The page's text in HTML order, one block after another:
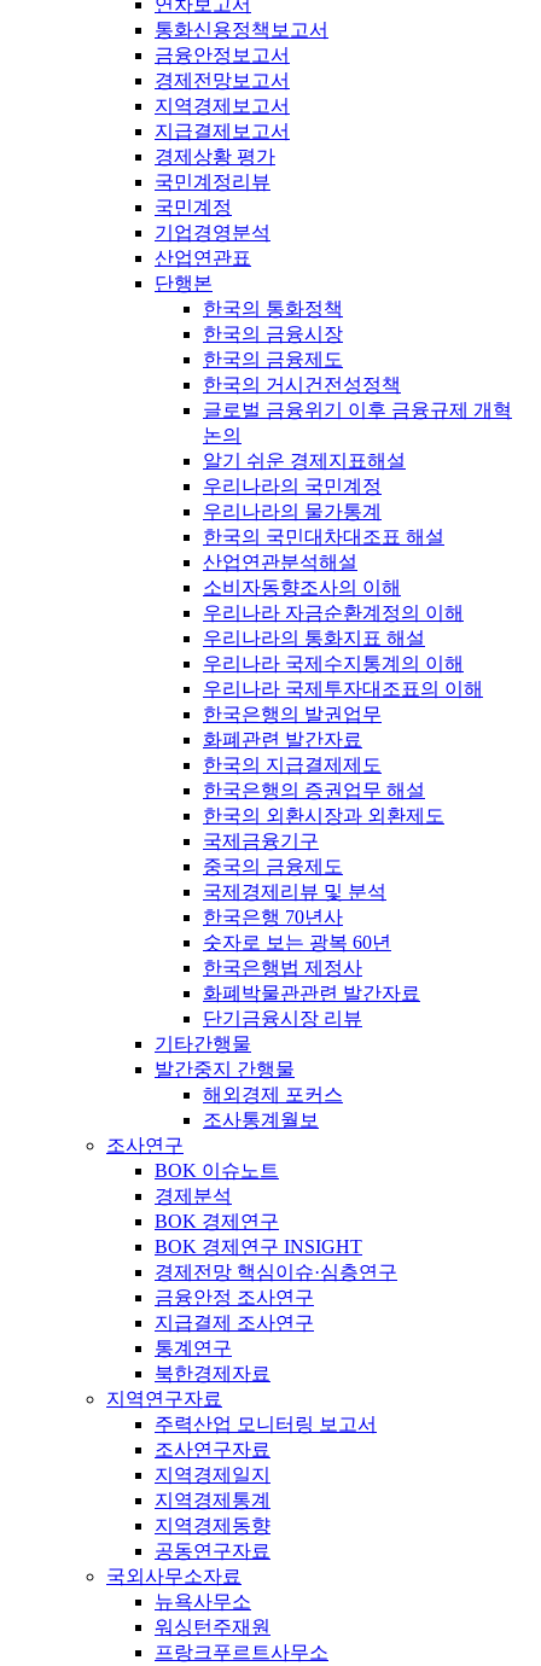
연차보고서
통화신용정책보고서
금융안정보고서
경제전망보고서
지역경제보고서
지급결제보고서
경제상황 평가
국민계정리뷰
국민계정
기업경영분석
산업연관표
단행본
한국의 통화정책
한국의 금융시장
한국의 금융제도
한국의 거시건전성정책
글로벌 금융위기 이후 금융규제 개혁
논의
알기 쉬운 경제지표해설
우리나라의 국민계정
우리나라의 물가통계
한국의 국민대차대조표 해설
산업연관분석해설
소비자동향조사의 이해
우리나라 자금순환계정의 이해
우리나라의 통화지표 해설
우리나라 국제수지통계의 이해
우리나라 국제투자대조표의 이해
한국은행의 발권업무
화폐관련 발간자료
한국의 지급결제제도
한국은행의 증권업무 해설
한국의 외환시장과 외환제도
국제금융기구
중국의 금융제도
국제경제리뷰 및 분석
한국은행 70년사
숫자로 보는 광복 60년
한국은행법 제정사
화폐박물관관련 발간자료
단기금융시장 리뷰
기타간행물
발간중지 간행물
해외경제 포커스
조사통계월보
조사연구
BOK 이슈노트
경제분석
BOK 경제연구
BOK 경제연구 INSIGHT
경제전망 핵심이슈·심층연구
금융안정 조사연구
지급결제 조사연구
통계연구
북한경제자료
지역연구자료
주력산업 모니터링 보고서
조사연구자료
지역경제일지
지역경제통계
지역경제동향
공동연구자료
국외사무소자료
뉴욕사무소
워싱턴주재원
프랑크푸르트사무소